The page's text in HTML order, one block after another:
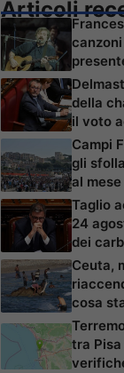
Articoli
della
il voto
Campi
gli
al
Taglio
24
dei
Ceuta,
cosa
tra